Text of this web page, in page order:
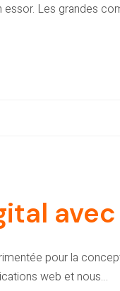
Les grandes
pour la
web et nous…